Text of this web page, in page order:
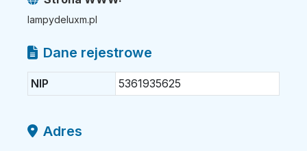
lampydeluxm.pl
Dane rejestrowe
NIP 5361935625
Adres